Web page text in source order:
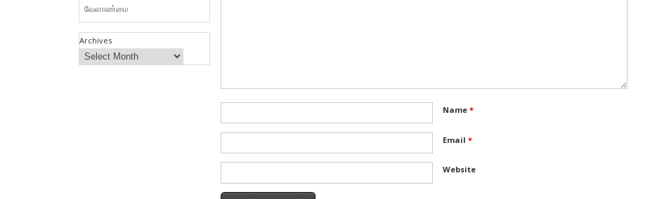
Name *
Email *
Website
வேளாண்மை
Archives